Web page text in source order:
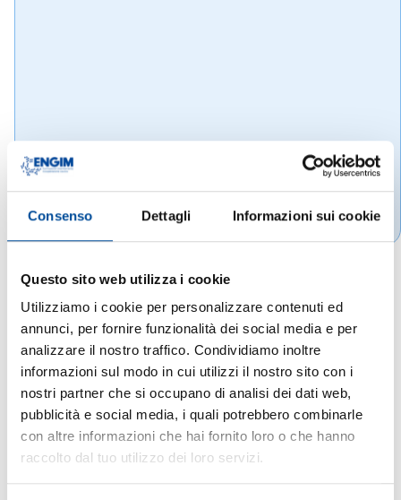
Consenso Dettagli Informazioni sui cookie
Questo sito web utilizza i cookie
Utilizziamo i cookie per personalizzare contenuti ed
annunci, per fornire funzionalità dei social media e per
analizzare il nostro traffico. Condividiamo inoltre
informazioni sul modo in cui utilizzi il nostro sito con i
nostri partner che si occupano di analisi dei dati web,
pubblicità e social media, i quali potrebbero combinarle
con altre informazioni che hai fornito loro o che hanno
raccolto dal tuo utilizzo dei loro servizi.